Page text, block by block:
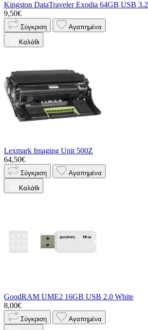
Kingston DataTraveler Exodia 64GB USB 3.2
9,50€
Σύγκριση Αγαπημένα
Καλάθι
Lexmark Imaging Unit 500Z
64,50€
Σύγκριση Αγαπημένα
Καλάθι
GoodRAM UME2 16GB USB 2.0 White
8,00€
Σύγκριση Αγαπημένα